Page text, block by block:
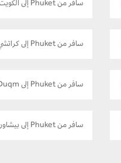
سافر من Phuket إلى الكويت
سافر من Phuket إلى كراتشي
سافر من Phuket إلى Duqm
سافر من Phuket إلى بيشاور